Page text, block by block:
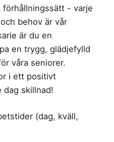
- varje
behov är vår
är du en
en trygg, glädjefylld
våra seniorer.
i ett positivt
dag skillnad!
(dag, kväll,